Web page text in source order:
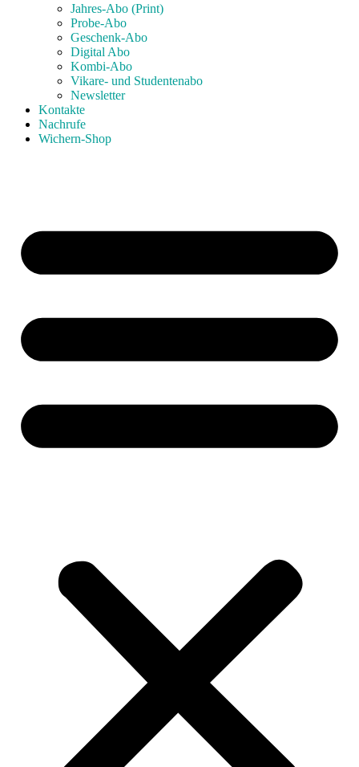
Jahres-Abo (Print)
Probe-Abo
Geschenk-Abo
Digital Abo
Kombi-Abo
Vikare- und Studentenabo
Newsletter
Kontakte
Nachrufe
Wichern-Shop